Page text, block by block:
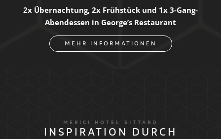
2x Übernachtung, 2x Frühstück und 1x 3-Gang-
Abendessen in George’s Restaurant
MEHR INFORMATIONEN
MERICI HOTEL SITTARD
INSPIRATION DURCH